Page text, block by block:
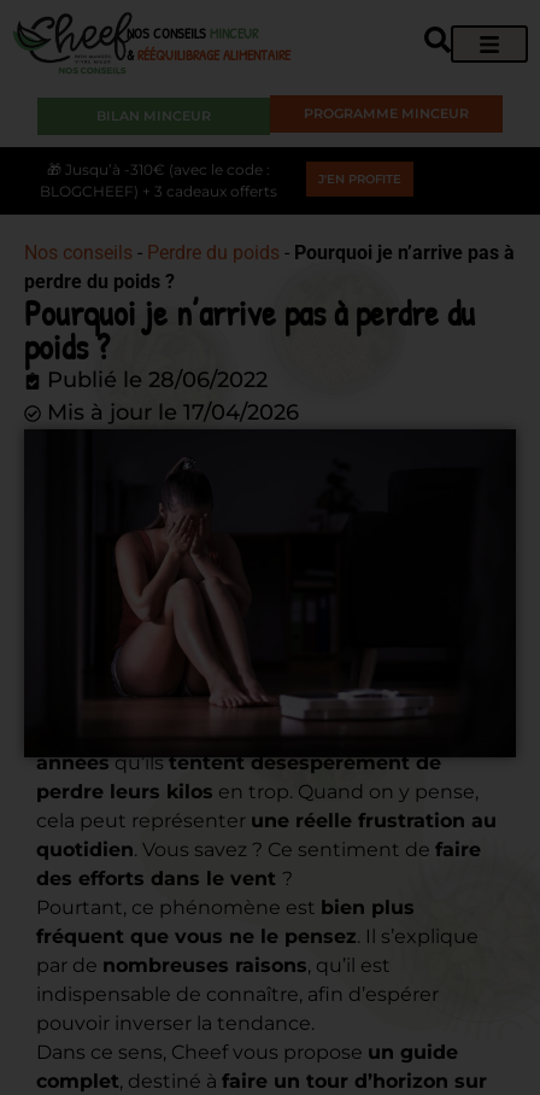
NOS CONSEILS MINCEUR
&RÉÉQUILIBRAGE ALIMENTAIRE
PROGRAMME MINCEUR
BILAN MINCEUR
🎁 Jusqu’à -310€ (avec le code :
BLOGCHEEF) + 3 cadeaux offerts
J'EN PROFITE
Nos conseils - Perdre du poids - Pourquoi je n’arrive pas à
perdre du poids ?
Pourquoi je n’arrive pas à perdre du
poids ?
Publié le 28/06/2022
Mis à jour le 17/04/2026
Pour certains, cela fait
des mois voire des
annéesqu’ilstentent désespérément de
perdre leurs kilos en trop. Quand on y pense,
cela peut représenter une réelle frustration au
quotidien. Vous savez ? Ce sentiment de faire
des efforts dans le vent ?
Pourtant, ce phénomène est bien plus
fréquent que vous ne le pensez. Il s’explique
par de nombreuses raisons, qu’il est
indispensable de connaître, afin d’espérer
pouvoir inverser la tendance.
Dans ce sens, Cheef vous propose un guide
complet, destiné à faire un tour d’horizon sur